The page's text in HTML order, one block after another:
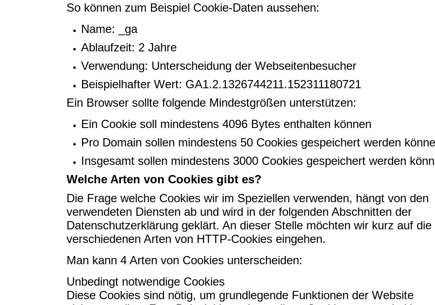
So können zum Beispiel Cookie-Daten aussehen:
Name: _ga
Ablaufzeit: 2 Jahre
Verwendung: Unterscheidung der Webseitenbesucher
Beispielhafter Wert: GA1.2.1326744211.152311180721
Ein Browser sollte folgende Mindestgrößen unterstützen:
Ein Cookie soll mindestens 4096 Bytes enthalten können
Pro Domain sollen mindestens 50 Cookies gespeichert werden
Insgesamt sollen mindestens 3000 Cookies gespeichert werden
Welche Arten von Cookies gibt es?
Die Frage welche Cookies wir im Speziellen verwenden, hängt von den
verwendeten Diensten ab und wird in der folgenden Abschnitten der
Datenschutzerklärung geklärt. An dieser Stelle möchten wir kurz auf die
verschiedenen Arten von HTTP-Cookies eingehen.
Man kann 4 Arten von Cookies unterscheiden:
Unbedingt notwendige Cookies
Diese Cookies sind nötig, um grundlegende Funktionen der Website